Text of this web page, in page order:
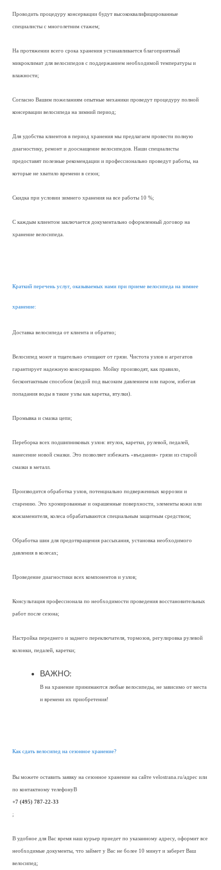
Проводить процедуру консервации будут высококвалифицированные
специалисты с многолетним стажем;
На протяжении всего срока хранения устанавливается благоприятный
микроклимат для велосипедов с поддержанием необходимой температуры и
влажности;
Согласно Вашим пожеланиям опытные механики проведут процедуру полной
консервации велосипеда на зимний период;
Для удобства клиентов в период хранения мы предлагаем провести полную
диагностику, ремонт и дооснащение велосипедов. Наши специалисты
предоставят полезные рекомендации и профессионально проведут работы, на
которые не хватило времени в сезон;
Скидка при условии зимнего хранения на все работы 10 %;
С каждым клиентом заключается документально оформленный договор на
хранение велосипеда.
Краткий перечень услуг, оказываемых нами при приеме велосипеда на зимнее
хранение:
Доставка велосипеда от клиента и обратно;
Велосипед моют и тщательно очищают от грязи. Чистота узлов и агрегатов
гарантирует надежную консервацию. Мойку производят, как правило,
бесконтактным способом (водой под высоким давлением или паром, избегая
попадания воды в такие узлы как каретка, втулки).
Промывка и смазка цепи;
Переборка всех подшипниковых узлов: втулок, каретки, рулевой, педалей,
нанесение новой смазки. Это позволяет избежать «въедания» грязи из старой
смазки в металл.
Производится обработка узлов, потенциально подверженных коррозии и
старению. Это хромированные и окрашенные поверхности, элементы кожи или
кожзаменителя, колеса обрабатываются специальным защитным средством;
Обработка шин для предотвращения рассыхания, установка необходимого
давления в колесах;
Проведение диагностики всех компонентов и узлов;
Консультация профессионала по необходимости проведения восстановительных
работ после сезона;
Настройка переднего и заднего переключателя, тормозов, регулировка рулевой
колонки, педалей, каретки;
ВАЖНО:
В на хранение принимаются любые велосипеды, не зависимо от места
и времени их приобретения!
Как сдать велосипед на сезонное хранение?
Вы можете оставить заявку на сезонное хранение на сайте velostrana.ru/адрес или
по контактному телефонуВ
+7 (495) 787-22-33
;
В удобное для Вас время наш курьер приедет по указанному адресу, оформит все
необходимые документы, что займет у Вас не более 10 минут и заберет Ваш
велосипед;